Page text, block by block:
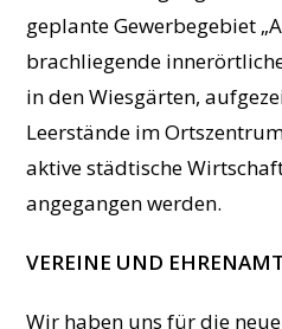
geplante Gewerbegebiet
brachliegende
in den Wiesgärten,
Leerstände im
aktive städtische
angegangen werden.
VEREINE UND
Wir haben uns für die